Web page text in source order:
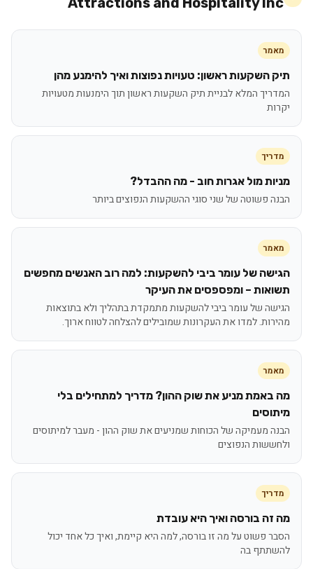
מאמר
תיק השקעות ראשון: טעויות נפוצות ואיך להימנע מהן
המדריך המלא לבניית תיק השקעות ראשון תוך הימנעות מטעויות
יקרות
מדריך
מניות מול אגרות חוב - מה ההבדל?
הבנה פשוטה של שני סוגי ההשקעות הנפוצים ביותר
מאמר
הגישה של עומר ביבי להשקעות: למה רוב האנשים מחפשים
תשואות – ומפספסים את העיקר
הגישה של עומר ביבי להשקעות מתמקדת בתהליך ולא בתוצאות
מהירות. למדו את העקרונות שמובילים להצלחה לטווח ארוך.
מאמר
מה באמת מניע את שוק ההון? מדריך למתחילים בלי
מיתוסים
הבנה מעמיקה של הכוחות שמניעים את שוק ההון - מעבר למיתוסים
ולחששות הנפוצים
מדריך
מה זה בורסה ואיך היא עובדת
הסבר פשוט על מה זו בורסה, למה היא קיימת, ואיך כל אחד יכול
להשתתף בה